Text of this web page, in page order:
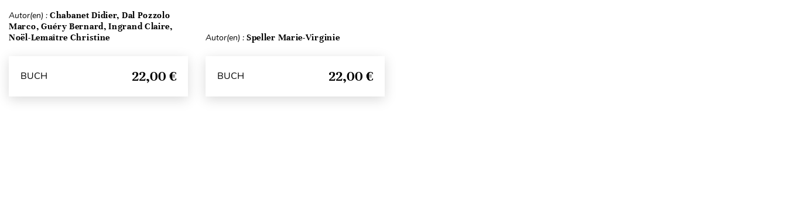
Autor(en) : Chabanet Didier, Dal Pozzolo
Marco, Guéry Bernard, Ingrand Claire,
Noël-Lemaître Christine
BUCH 22,00 €
Autor(en) : Speller Marie-Virginie
BUCH 22,00 €